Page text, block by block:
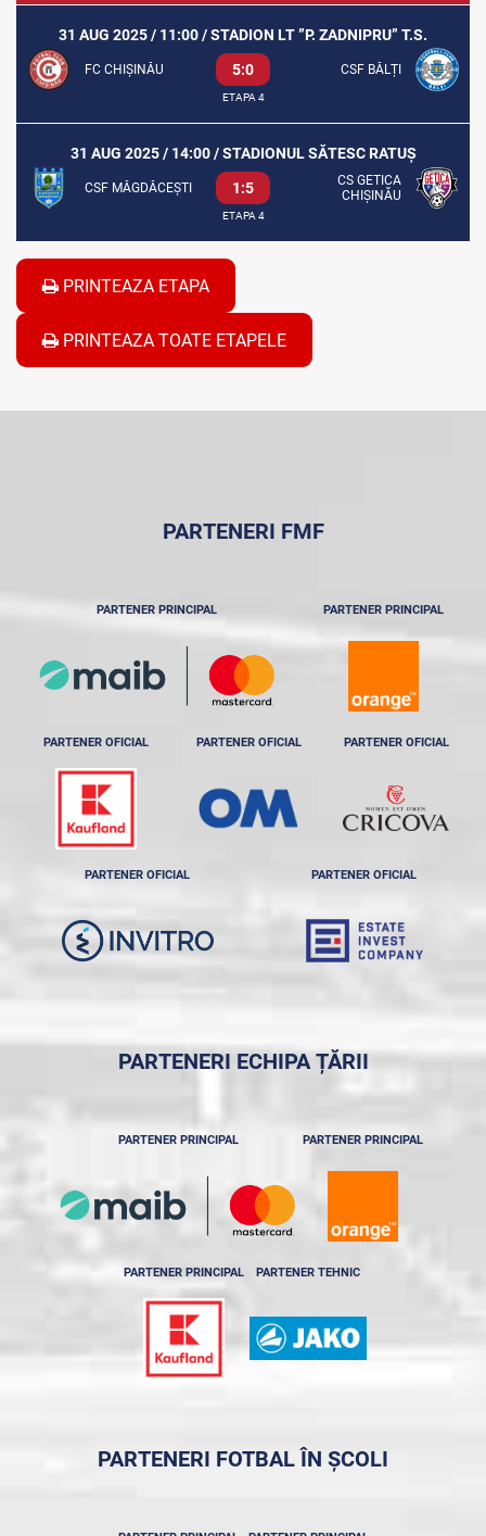
31 AUG 2025 / 11:00 / STADION LT ”P. ZADNIPRU” T.S.
FC CHIȘINĂU 5:0 CSF BĂLȚI
ETAPA 4
31 AUG 2025 / 14:00 / STADIONUL SĂTESC RATUȘ
CSF MĂGDĂCEȘTI 1:5
CS GETICA
CHIȘINĂU
ETAPA 4
PRINTEAZA ETAPA
PRINTEAZA TOATE ETAPELE
PARTENERI FMF
PARTENER PRINCIPAL PARTENER PRINCIPAL
PARTENER OFICIAL PARTENER OFICIAL PARTENER OFICIAL
PARTENER OFICIAL PARTENER OFICIAL
PARTENERI ECHIPA ȚĂRII
PARTENER PRINCIPAL PARTENER PRINCIPAL
PARTENER PRINCIPAL PARTENER TEHNIC
PARTENERI FOTBAL ÎN ȘCOLI